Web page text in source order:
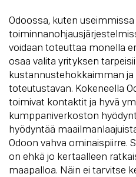
Odoossa, kuten useimmissa
voidaan toteuttaa monella
osaa valita yrityksen
kustannustehokkaimman
toteutustavan. Kokeneella
toimivat kontaktit ja hyvä
kumppaniverkoston
hyödyntää
Odoon vahva ominaispiirre.
on ehkä jo kertaalleen
maapalloa. Näin ei tarvitse